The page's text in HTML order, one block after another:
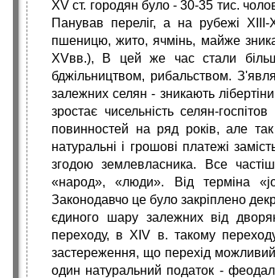
XV ст. городян було - 30-35 тис.
Панував переліг, а на рубежі
пшеницю, жито, ячмінь, майже
XVвв.), В цей же час стали
бджільництвом, рибальством.
залежних селян - зникають
зростає чисельність селян-
повинностей на ряд років, але
натуральні і грошові платежі
згодою землевласника. Все
«народ», «люди». Від терміна
Законодавчо це було закріплено
єдиного шару залежних від
переходу, в XIV в. такому
застереження, що перехід
один натуральний податок -